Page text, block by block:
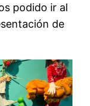
podido ir al
de